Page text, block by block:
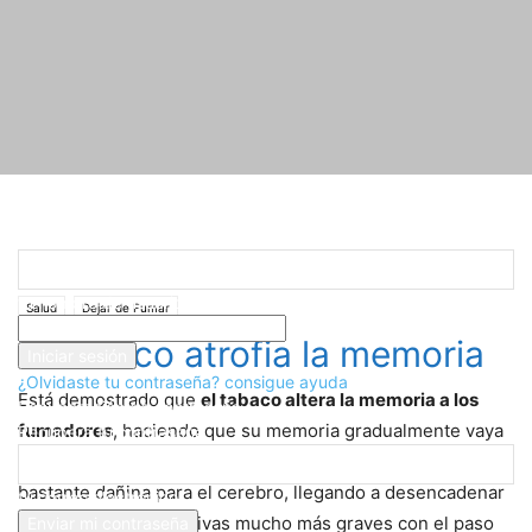
tu nombre de usuario
¿Olvidaste tu contraseña? consigue ayuda
Recuperación de contraseña
Recupera tu contraseña
tu correo electrónico
Salud Dejar de Fumar
El tabaco atrofia la memoria
Está demostrado que el tabaco altera la memoria a los
fumadores, haciendo que su memoria gradualmente vaya
bastante dañina para el cerebro, llegando a desencadenar
enfermedades cognitivas mucho más graves con el paso